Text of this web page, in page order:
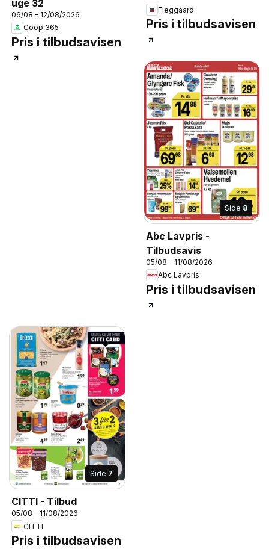
uge 32
06/08 - 12/08/2026
Coop 365
Pris i tilbudsavisen
Fleggaard
Pris i tilbudsavisen
Side 8
Abc Lavpris -
Tilbudsavis
05/08 - 11/08/2026
Abc Lavpris
Pris i tilbudsavisen
Side 7
CITTI - Tilbud
05/08 - 11/08/2026
CITTI
Pris i tilbudsavisen